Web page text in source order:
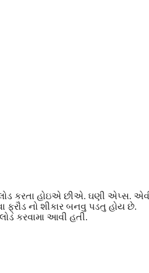
કરતા હોઇએ છીએ. ઘણી એપ્સ.
ફ્રૌડ નો શીકાર બનવુ પડતુ હોય છે.
કરવામા આવી હતી.